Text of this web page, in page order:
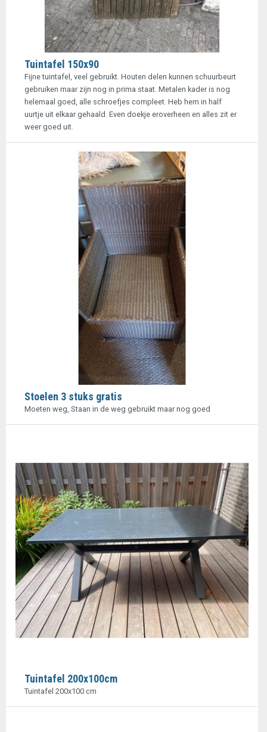
Tuintafel 150x90
Fijne tuintafel, veel gebruikt. Houten delen kunnen schuurbeurt
gebruiken maar zijn nog in prima staat. Metalen kader is nog
helemaal goed, alle schroefjes compleet. Heb hem in half
uurtje uit elkaar gehaald. Even doekje eroverheen en alles zit er
weer goed uit.
Stoelen 3 stuks gratis
Moeten weg, Staan in de weg gebruikt maar nog goed
Tuintafel 200x100cm
Tuintafel 200x100 cm